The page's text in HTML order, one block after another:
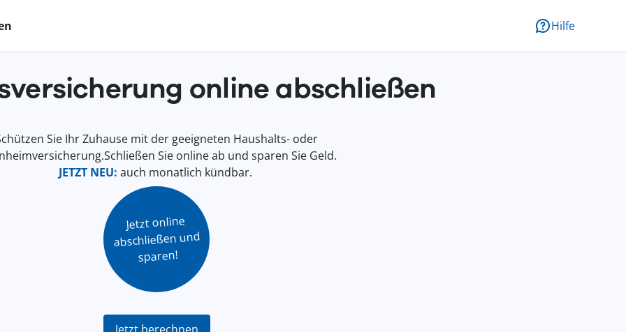
Hilfe
online abschließen
Sie Ihr Zuhause mit der geeigneten Haushalts- oder
Sie online ab und sparen Sie Geld.
JETZT NEU: auch monatlich kündbar.
Jetzt online
abschließen und
sparen!